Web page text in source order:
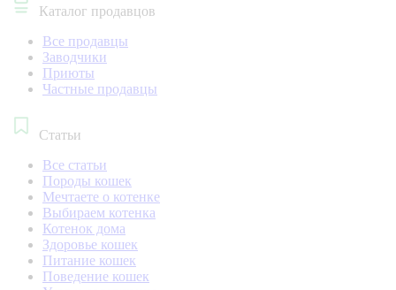
Каталог продавцов
Все продавцы
Заводчики
Приюты
Частные продавцы
Статьи
Все статьи
Породы кошек
Мечтаете о котенке
Выбираем котенка
Котенок дома
Здоровье кошек
Питание кошек
Поведение кошек